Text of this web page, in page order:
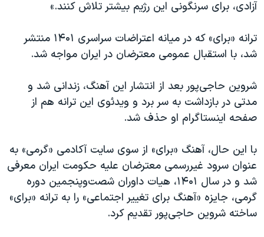
آزادی، برای سرنگونی این رژیم بیشتر تلاش کنند.»
ترانه «برای» که در میانه اعتراضات سراسری ۱۴۰۱ منتشر
شد، با استقبال عمومی معترضان در ایران مواجه شد.
شروین حاجی‌پور بعد از انتشار این آهنگ، زندانی شد و
مدتی در بازداشت به سر برد و ویدئوی این ترانه هم از
صفحه اینستاگرام او حذف شد.
با این حال، آهنگ «برای» از سوی سایت آکادمی «گرمی» به
‌عنوان سرود غیررسمی معترضان علیه حکومت ایران معرفی
شد و در سال ۱۴۰۱، هیات داوران شصت‌وپنجمین دوره
گرمی، جایزه «آهنگ برای تغییر اجتماعی» را به ترانه «برای»
ساخته شروین حاجی‌پور تقدیم کرد.